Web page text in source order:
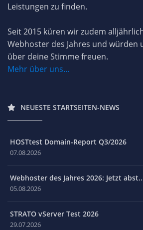
Leistungen zu finden.
Seit 2015 küren wir zudem
Webhoster des Jahres und würden
über deine Stimme freuen.
Mehr über uns...
NEUESTE STARTSEITEN-NEWS
HOSTtest Domain-Report Q3/2026
07.08.2026
Webhoster des Jahres 2026: Jetzt
05.08.2026
STRATO vServer Test 2026
29.07.2026